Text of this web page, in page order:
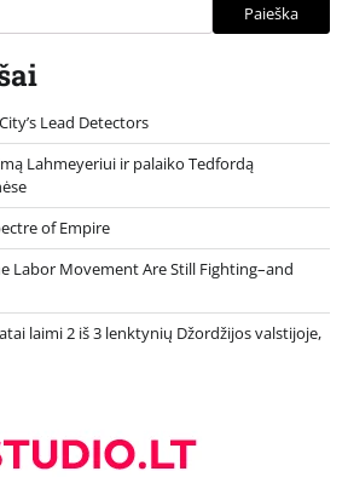
Paieška
Lead Detectors
Lahmeyeriui ir palaiko Tedfordą
of Empire
Labor Movement Are Still Fighting–and
laimi 2 iš 3 lenktynių Džordžijos valstijoje,